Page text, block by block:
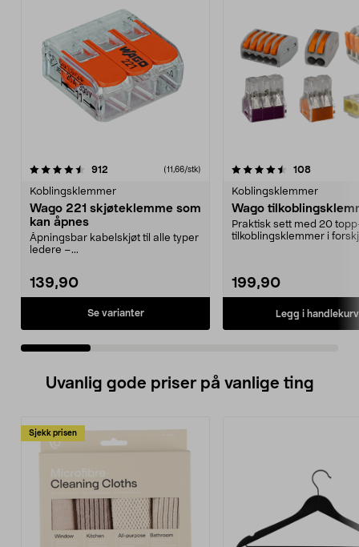
912 (11,66/stk)
Koblingsklemmer
Wago 221 skjøteklemme som
kan åpnes
Åpningsbar kabelskjøt til alle typer
ledere –...
139,90
Se varianter
4.5 av 5 stjerner 108
Koblingsklemmer
Wago
Praktisk sett med 20
tilkoblingsklemmer i
199,90
Legg i handlekurv
4.5 av 5 stjerner
Uvanlig gode priser på vanlige ting
Sjekk prisen